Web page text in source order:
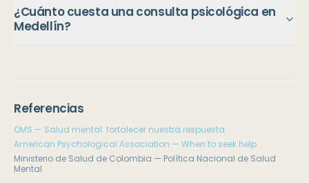
¿Cuánto cuesta una consulta psicológica en
Medellín?
Referencias
OMS — Salud mental: fortalecer nuestra respuesta
American Psychological Association — When to seek help
Ministerio de Salud de Colombia — Política Nacional de Salud
Mental